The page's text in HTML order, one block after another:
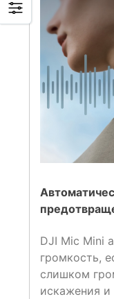
DJI Mic Mini
громкость,
слишком
искажения и